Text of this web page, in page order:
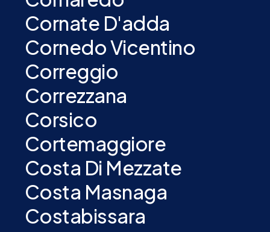
Cornate D'adda
Cornedo Vicentino
Correggio
Correzzana
Corsico
Cortemaggiore
Costa Di Mezzate
Costa Masnaga
Costabissara